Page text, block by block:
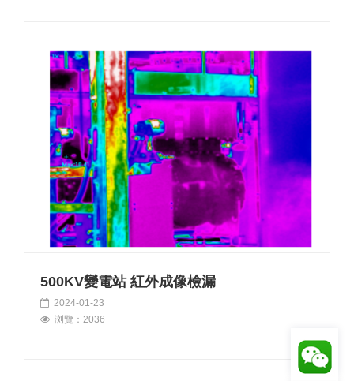
500KV變電站 紅外成像檢漏
2024-01-23
浏覽：2036